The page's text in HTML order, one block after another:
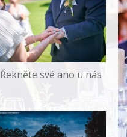
Řekněte své ano u nás